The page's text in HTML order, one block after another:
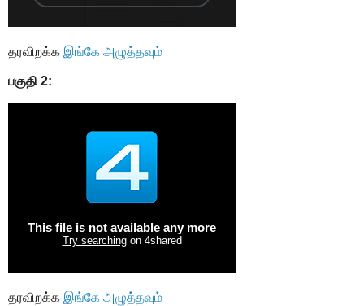
தரவிறக்க இங்கே அழுத்தவும்
பகுதி 2:
தரவிறக்க இங்கே அழுத்தவும்